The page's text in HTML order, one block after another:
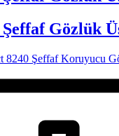
Şeffaf Gözlük